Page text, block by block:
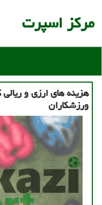
مركز اسپرت
هزینه های ارزی و
ورزشكاران